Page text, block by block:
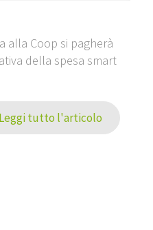
alla Coop si pagherà
della spesa smart
Leggi tutto l'articolo